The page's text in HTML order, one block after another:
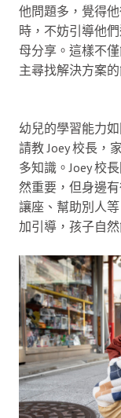
他問題多，覺得
時，不妨引導他
母分享。這樣不
主尋找解決方案的
幼兒的學習能力
請教 Joey 校長，
多知識。Joey 校
然重要，但身邊
讓座、幫助別人
加引導，孩子自